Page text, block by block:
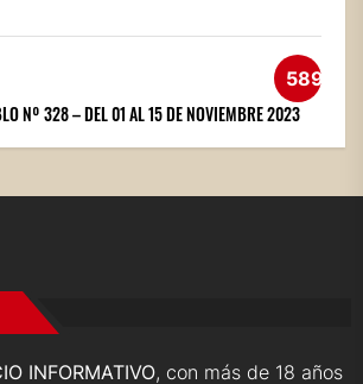
589
Nº 328 – DEL 01 AL 15 DE NOVIEMBRE 2023
INFORMATIVO, con más de 18 años